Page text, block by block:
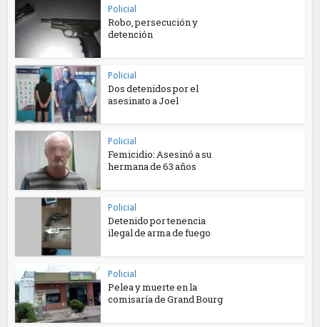
Policial
Robo, persecución y
detención
Policial
Dos detenidos por el
asesinato a Joel
Policial
Femicidio: Asesinó a su
hermana de 63 años
Policial
Detenido por tenencia
ilegal de arma de fuego
Policial
Pelea y muerte en la
comisaría de Grand Bourg